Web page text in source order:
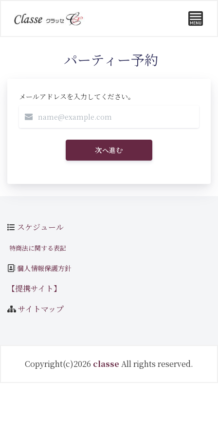
パーティー予約
メールアドレスを入力してください。
次へ進む
スケジュール
特商法に関する表記
個人情報保護方針
【提携サイト】
サイトマップ
Copyright(c)2026 classe All rights reserved.